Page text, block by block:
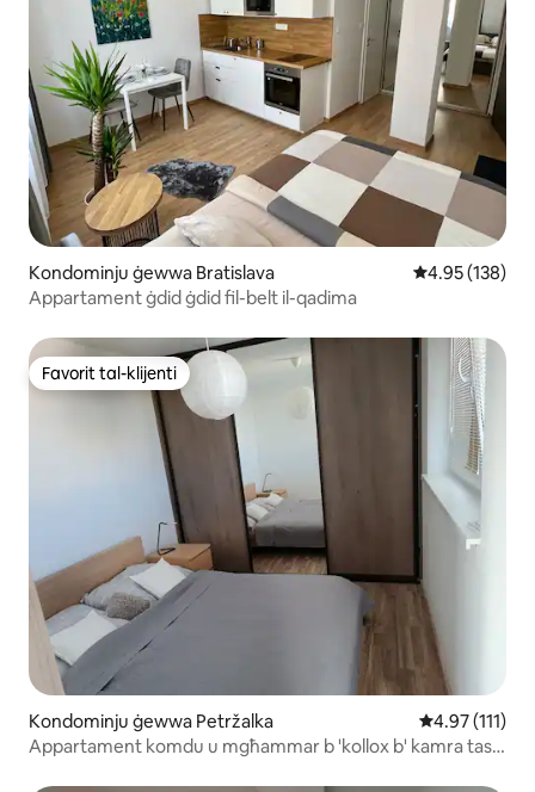
Kondominju ġewwa Bratislava Rating medju
4.95 (138)
Appartament ġdid ġdid fil-belt il-qadima
Favorit tal-klijenti
Favorit tal-klijenti
Kondominju ġewwa Petržalka Rating medju
4.97 (111)
Appartament komdu u mgħammar b 'kollox b' kamra tas-